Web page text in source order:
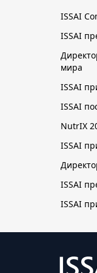
ISSAI
ISSAI
мира
ISSAI
ISSAI
NutrIX
ISSAI
ISSAI
ISSAI